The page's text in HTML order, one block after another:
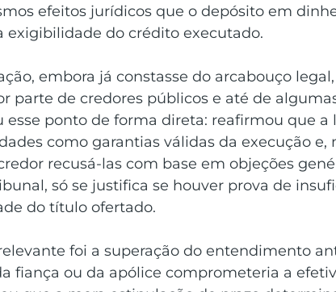
efeitos jurídicos que o depósito em
exigibilidade do crédito executado.
embora já constasse do arcabouço
parte de credores públicos e até de
esse ponto de forma direta: reafirmou que
como garantias válidas da execução
recusá-las com base em objeções
só se justifica se houver prova de
do título ofertado.
foi a superação do entendimento
fiança ou da apólice comprometeria a